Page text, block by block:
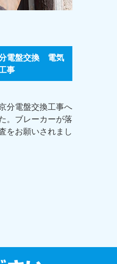
電盤交換 電気
事
分電盤交換工事へ
。ブレーカーが落
をお願いされまし